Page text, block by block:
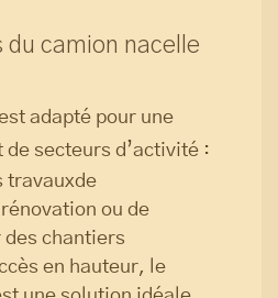
du camion nacelle
adapté pour une
de secteurs d’activité :
travauxde
ou de
des chantiers
en hauteur, le